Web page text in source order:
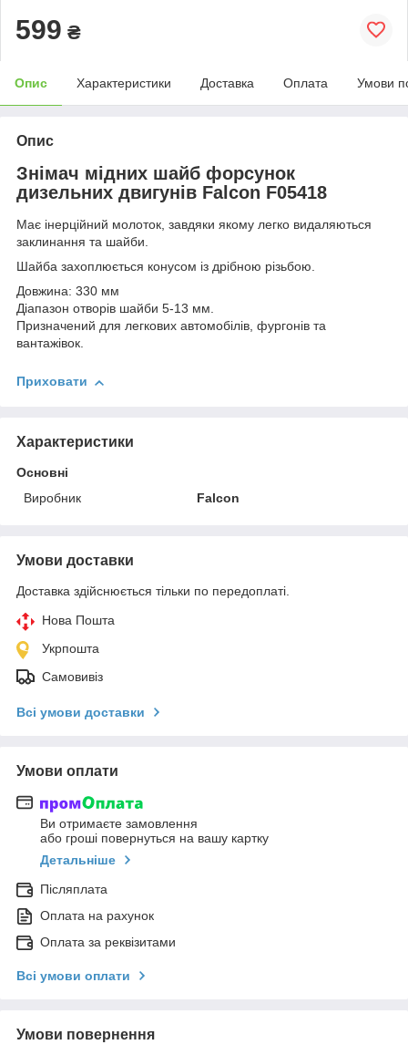
599 ₴
Опис Характеристики Доставка Оплата Умови
Опис
Знімач мідних шайб форсунок
дизельних двигунів Falcon F05418
Має інерційний молоток, завдяки якому легко видаляються
заклинання та шайби.
Шайба захоплюється конусом із дрібною різьбою.
Довжина: 330 мм
Діапазон отворів шайби 5-13 мм.
Призначений для легкових автомобілів, фургонів та
вантажівок.
Приховати
Характеристики
Основні
Виробник
Falcon
Умови доставки
Доставка здійснюється тільки по передоплаті.
Нова Пошта
Укрпошта
Самовивіз
Всі умови доставки
Умови оплати
Ви отримаєте замовлення
або гроші повернуться на вашу картку
Детальніше
Післяплата
Оплата на рахунок
Оплата за реквізитами
Всі умови оплати
Умови повернення